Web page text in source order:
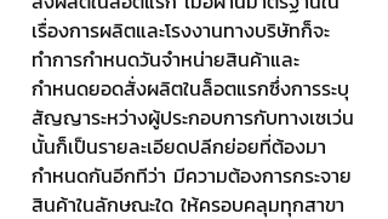
เรื่องการผลิตและโรงงานทางบริษัทก็จะ
ทำการกำหนดวันจำหน่ายสินค้าและ
กำหนดยอดสั่งผลิตในล็อตแรกซึ่งการระบุ
สัญญาระหว่างผู้ประกอบการกับทางเซเว่น
นั้นก็เป็นรายละเอียดปลีกย่อยที่ต้องมา
กำหนดกันอีกทีว่า มีความต้องการกระจาย
สินค้าในลักษณะใด ให้ครอบคลุมทุกสาขา